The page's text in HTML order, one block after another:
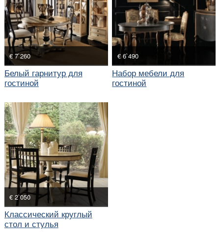
€ 7`260
Белый гарнитур для
гостиной
€ 6`490
Набор мебели для
гостиной
€ 2`050
Классический круглый
стол и стулья